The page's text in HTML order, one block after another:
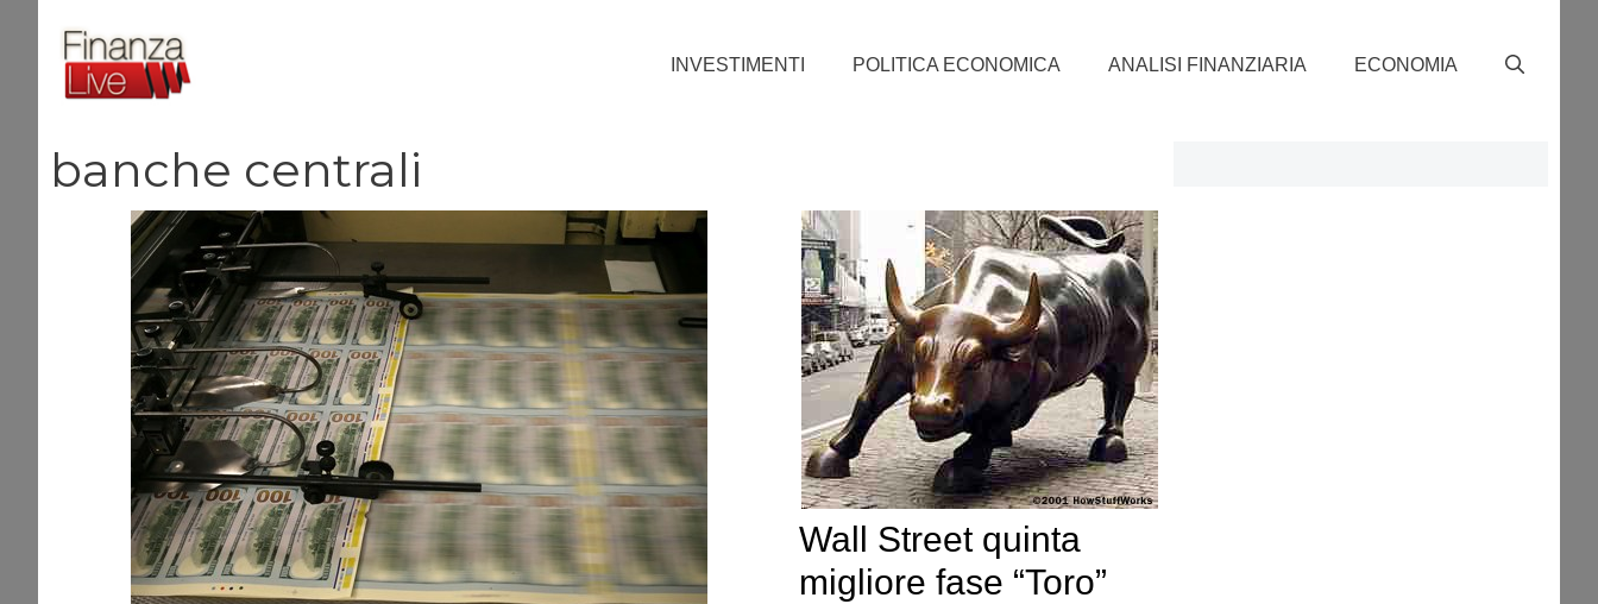
contenuto
INVESTIMENTI POLITICA ECONOMICA ANALISI FINANZIARIA ECONOMIA
banche centrali
Wall Street quinta
migliore fase “Toro”